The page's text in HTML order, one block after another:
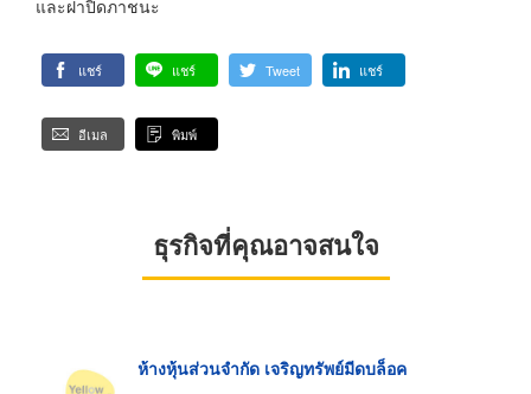
และฝาปิดภาชนะ
แชร์ แชร์ Tweet แชร์
อีเมล พิมพ์
ธุรกิจที่คุณอาจสนใจ
ห้างหุ้นส่วนจำกัด เจริญทรัพย์มีดบล็อค